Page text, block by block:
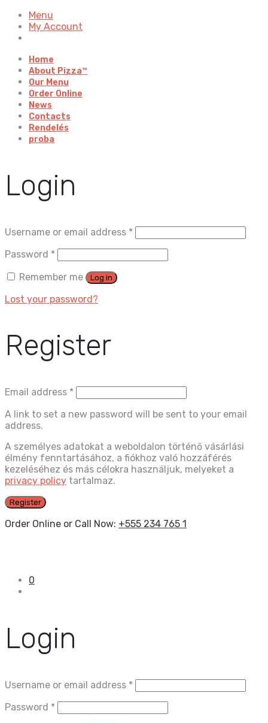
Menu
My Account
Home
About Pizza™
Our Menu
Order Online
News
Contacts
Rendelés
proba
Login
Username or email address *
Password *
Remember me
Log in
Lost your password?
Register
Email address *
A link to set a new password will be sent to your email
address.
A személyes adatokat a weboldalon történő vásárlási
élmény fenntartásához, a fiókhoz való hozzáférés
kezeléséhez és más célokra használjuk, melyeket a
privacy policy tartalmaz.
Register
Order Online or Call Now: +555 234 765 1
0
Login
Username or email address *
Password *